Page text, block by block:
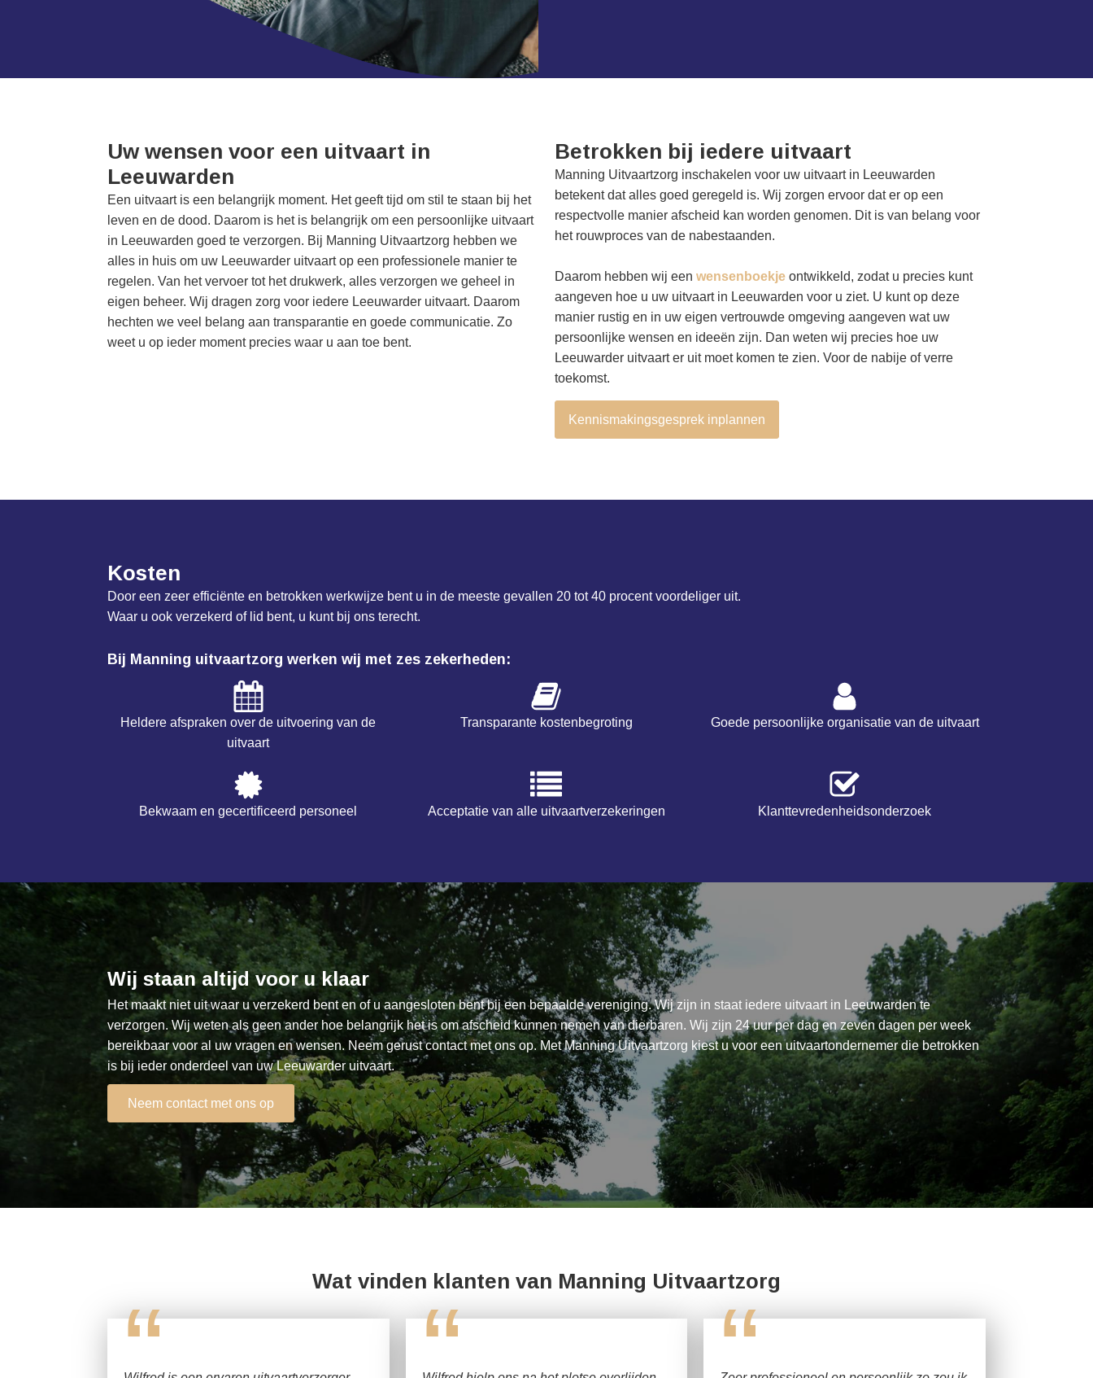
Uw wensen voor een uitvaart in
Leeuwarden
Een uitvaart is een belangrijk moment. Het geeft tijd om stil te staan bij het
leven en de dood. Daarom is het is belangrijk om een persoonlijke uitvaart
in Leeuwarden goed te verzorgen. Bij Manning Uitvaartzorg hebben we
alles in huis om uw Leeuwarder uitvaart op een professionele manier te
regelen. Van het vervoer tot het drukwerk, alles verzorgen we geheel in
eigen beheer. Wij dragen zorg voor iedere Leeuwarder uitvaart. Daarom
hechten we veel belang aan transparantie en goede communicatie. Zo
weet u op ieder moment precies waar u aan toe bent.
Betrokken bij iedere uitvaart
Manning Uitvaartzorg inschakelen voor uw uitvaart in Leeuwarden
betekent dat alles goed geregeld is. Wij zorgen ervoor dat er op een
respectvolle manier afscheid kan worden genomen. Dit is van belang voor
het rouwproces van de nabestaanden.
Daarom hebben wij een wensenboekje ontwikkeld, zodat u precies kunt
aangeven hoe u uw uitvaart in Leeuwarden voor u ziet. U kunt op deze
manier rustig en in uw eigen vertrouwde omgeving aangeven wat uw
persoonlijke wensen en ideeën zijn. Dan weten wij precies hoe uw
Leeuwarder uitvaart er uit moet komen te zien. Voor de nabije of verre
toekomst.
Kennismakingsgesprek inplannen
Kosten
Door een zeer efficiënte en betrokken werkwijze bent u in de meeste gevallen 20 tot 40 procent voordeliger uit.
Waar u ook verzekerd of lid bent, u kunt bij ons terecht.
Bij Manning uitvaartzorg werken wij met zes zekerheden:
Heldere afspraken over de uitvoering van de
uitvaart
Transparante kostenbegroting Goede persoonlijke organisatie van de uitvaart
Bekwaam en gecertificeerd personeel Acceptatie van alle uitvaartverzekeringen Klanttevredenheidsonderzoek
Wij staan altijd voor u klaar
Het maakt niet uit waar u verzekerd bent en of u aangesloten bent bij een bepaalde vereniging. Wij zijn in staat iedere uitvaart in Leeuwarden te
verzorgen. Wij weten als geen ander hoe belangrijk het is om afscheid kunnen nemen van dierbaren. Wij zijn 24 uur per dag en zeven dagen per week
bereikbaar voor al uw vragen en wensen. Neem gerust contact met ons op. Met Manning Uitvaartzorg kiest u voor een uitvaartondernemer die betrokken
is bij ieder onderdeel van uw Leeuwarder uitvaart.
Neem contact met ons op
Wat vinden klanten van Manning Uitvaartzorg